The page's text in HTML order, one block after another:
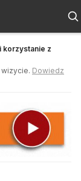
korzystanie z
Dowiedz